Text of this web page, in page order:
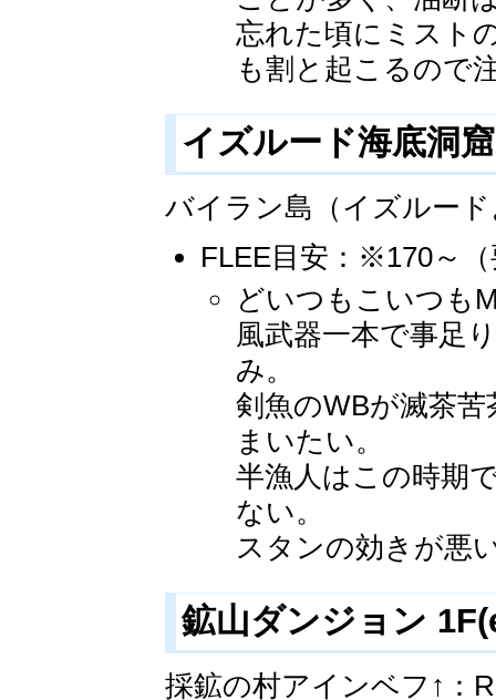
忘れた頃にミスト
も割と起こるので
イズルード海底洞
バイラン島（イズルー
FLEE目安：※170～
どいつもこいつも
風武器一本で事足
み。
剣魚のWBが滅茶
まいたい。
半漁人はこの時期
ない。
スタンの効きが悪
鉱山ダンジョン
採鉱の村アインベフ↑：